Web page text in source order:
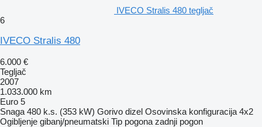
IVECO Stralis 480 tegljač
6
IVECO Stralis 480
6.000 €
Tegljač
2007
1.033.000 km
Euro 5
Snaga 480 k.s. (353 kW) Gorivo dizel Osovinska konfiguracija 4x2
Ogibljenje gibanj/pneumatski Tip pogona zadnji pogon